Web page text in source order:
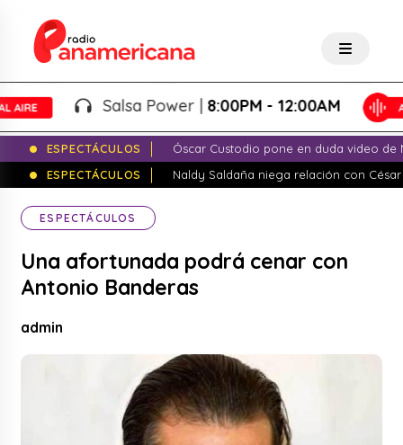
Salsa Power |8:00PM - 12:00AM
ESPECTÁCULOS
Óscar Custodio pone en duda video de
ESPECTÁCULOS
Naldy Saldaña niega relación con
ESPECTÁCULOS
Una afortunada podrá cenar con
Antonio Banderas
admin